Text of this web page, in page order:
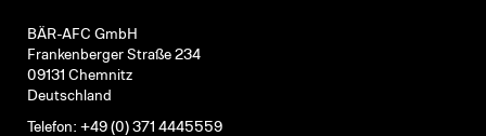
BÄR-AFC GmbH
Frankenberger Straße 234
09131 Chemnitz
Deutschland
Telefon: +49 (0) 371 4445559